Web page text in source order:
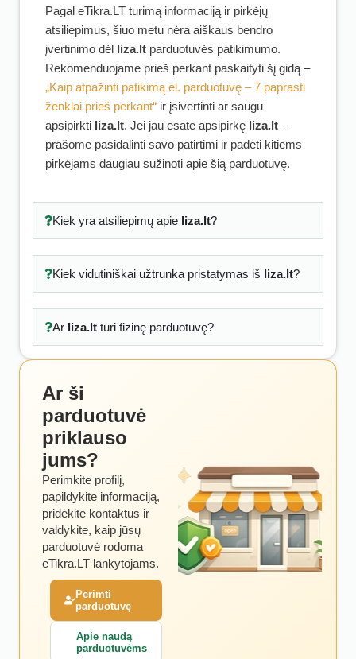
Pagal eTikra.LT turimą informaciją ir pirkėjų
atsiliepimus, šiuo metu nėra aiškaus bendro
įvertinimo dėl liza.lt parduotuvės patikimumo.
Rekomenduojame prieš perkant paskaityti šį gidą –
„Kaip atpažinti patikimą el. parduotuvę – 7 paprasti
ženklai prieš perkant“ ir įsivertinti ar saugu
apsipirkti liza.lt. Jei jau esate apsipirkę liza.lt –
prašome pasidalinti savo patirtimi ir padėti kitiems
pirkėjams daugiau sužinoti apie šią parduotuvę.
Kiek yra atsiliepimų apie liza.lt?
Kiek vidutiniškai užtrunka pristatymas iš liza.lt?
Ar liza.ltturi fizinę parduotuvę?
Ar ši
parduotuvė
priklauso
jums?
Perimkite profilį,
papildykite informaciją,
pridėkite kontaktus ir
valdykite, kaip jūsų
parduotuvė rodoma
eTikra.LT lankytojams.
Perimti
parduotuvę
Apie naudą
parduotuvėms